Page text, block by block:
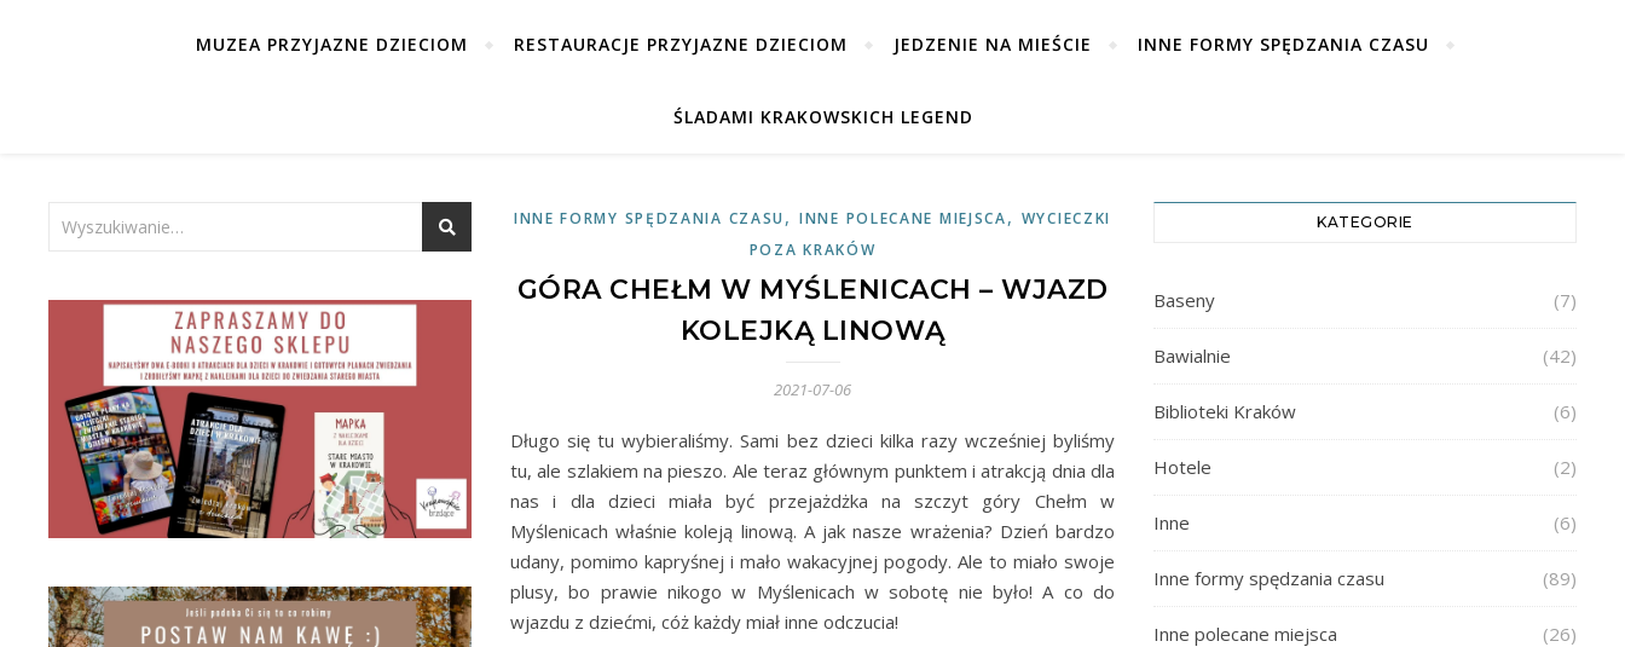
MUZEA PRZYJAZNE DZIECIOM RESTAURACJE PRZYJAZNE DZIECIOM JEDZENIE NA MIEŚCIE INNE FORMY SPĘDZANIA CZASU
ŚLADAMI KRAKOWSKICH LEGEND
INNE FORMY SPĘDZANIA CZASU ,INNE POLECANE MIEJSCA, WYCIECZKI
POZA KRAKÓW
GÓRA CHEŁM W MYŚLENICACH – WJAZD
KOLEJKĄ LINOWĄ
2021-07-06
Długo się tu wybieraliśmy. Sami bez dzieci kilka razy wcześniej byliśmy
tu, ale szlakiem na pieszo. Ale teraz głównym punktem i atrakcją dnia dla
nas i dla dzieci miała być przejażdżka na szczyt góry Chełm w
Myślenicach właśnie koleją linową. A jak nasze wrażenia? Dzień bardzo
udany, pomimo kapryśnej i mało wakacyjnej pogody. Ale to miało swoje
plusy, bo prawie nikogo w Myślenicach w sobotę nie było! A co do
wjazdu z dziećmi, cóż każdy miał inne odczucia!
KATEGORIE
Baseny (7)
Bawialnie (42)
Biblioteki Kraków (6)
Hotele (2)
Inne (6)
Inne formy spędzania czasu (89)
Inne polecane miejsca (26)